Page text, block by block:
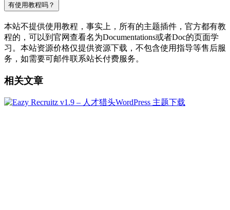
有使用教程吗？
本站不提供使用教程，事实上，所有的主题插件，官方都有教
程的，可以到官网查看名为Documentations或者Doc的页面学
习。本站资源价格仅提供资源下载，不包含使用指导等售后服
务，如需要可邮件联系站长付费服务。
相关文章